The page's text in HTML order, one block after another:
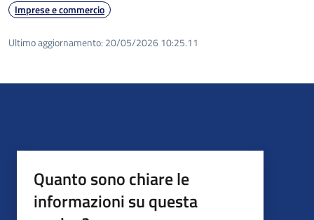
Imprese e commercio
Ultimo aggiornamento: 20/05/2026 10:25.11
Quanto sono chiare le
informazioni su questa